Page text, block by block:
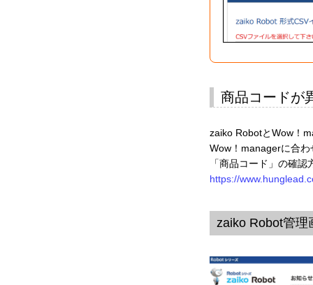
商品コードが
zaiko RobotとWow！
Wow！managerに合
「商品コード」の確
https://
zaiko Robot管理